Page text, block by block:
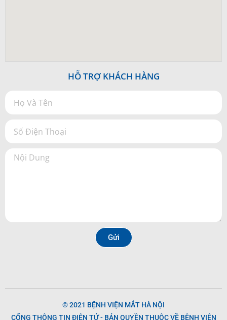
HỖ TRỢ KHÁCH HÀNG
Gửi
© 2021 BỆNH VIỆN MẮT HÀ NỘI
CỔNG THÔNG TIN ĐIỆN TỬ - BẢN QUYỀN THUỘC VỀ BỆNH VIỆN